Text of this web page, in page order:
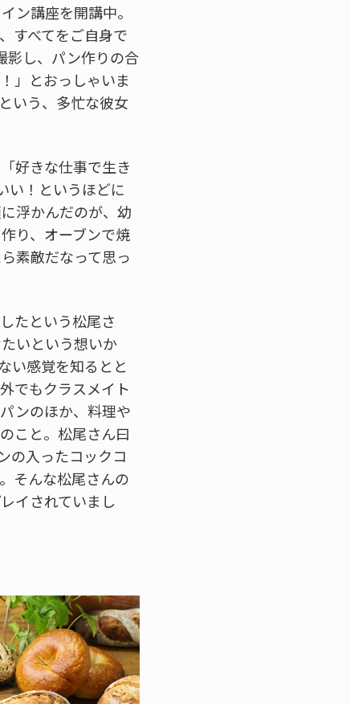
ン講座を開講中。
すべてをご自身で
影し、パン作りの合
」とおっしゃいま
いう、多忙な彼女
好きな仕事で生き
い！というほどに
浮かんだのが、幼
り、オーブンで焼
素敵だなって思っ
たという松尾さ
いという想いか
い感覚を知るとと
でもクラスメイト
ンのほか、料理や
こと。松尾さん曰
の入ったコックコ
そんな松尾さんの
イされていまし